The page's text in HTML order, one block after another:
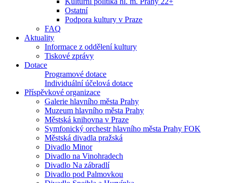
Ostatní
Podpora kultury v Praze
FAQ
Aktuality
Informace z oddělení kultury
Tiskové zprávy
Dotace
Programové dotace
Individuální účelová dotace
Příspěvkové organizace
Galerie hlavního města Prahy
Muzeum hlavního města Prahy
Městská knihovna v Praze
Symfonický orchestr hlavního města Prahy FOK
Městská divadla pražská
Divadlo Minor
Divadlo na Vinohradech
Divadlo Na zábradlí
Divadlo pod Palmovkou